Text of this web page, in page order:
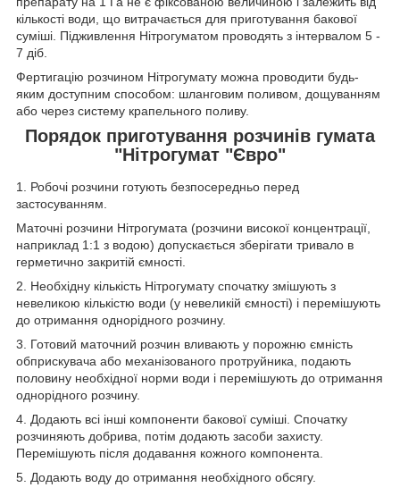
кількості води, що витрачається для приготування бакової
суміші. Підживлення Нітрогуматом проводять з інтервалом 5 -
7 діб.
Фертигацію розчином Нітрогумату можна проводити будь-
яким доступним способом: шланговим поливом, дощуванням
або через систему крапельного поливу.
Порядок приготування розчинів гумата
"Нітрогумат "Євро"
1. Робочі розчини готують безпосередньо перед
застосуванням.
Маточні розчини Нітрогумата (розчини високої концентрації,
наприклад 1:1 з водою) допускається зберігати тривало в
герметично закритій ємності.
2. Необхідну кількість Нітрогумату спочатку змішують з
невеликою кількістю води (у невеликій ємності) і перемішують
до отримання однорідного розчину.
3. Готовий маточний розчин вливають у порожню ємність
обприскувача або механізованого протруйника, подають
половину необхідної норми води і перемішують до отримання
однорідного розчину.
4. Додають всі інші компоненти бакової суміші. Спочатку
розчиняють добрива, потім додають засоби захисту.
Перемішують після додавання кожного компонента.
5. Додають воду до отримання необхідного обсягу.